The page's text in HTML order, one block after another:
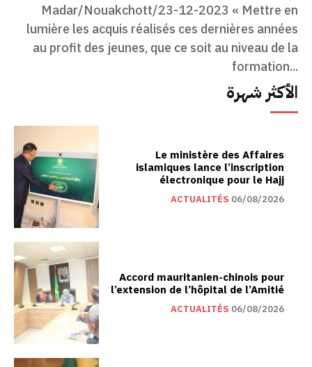
Madar/Nouakchott/23-12-2023 « Mettre en
lumière les acquis réalisés ces dernières années
au profit des jeunes, que ce soit au niveau de la
formation...
الأكثر شهرة
Le ministère des Affaires
islamiques lance l’inscription
électronique pour le Hajj
ACTUALITÉS 06/08/2026
Accord mauritanien-chinois pour
l’extension de l’hôpital de l’Amitié
ACTUALITÉS 06/08/2026